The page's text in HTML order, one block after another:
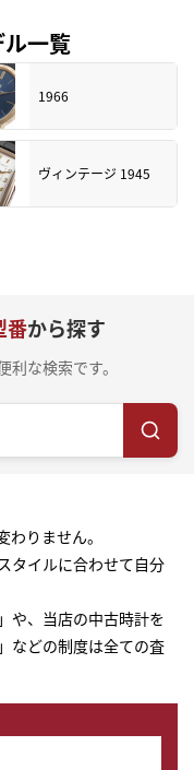
一覧
1966
ヴィンテージ 1945
番から探す
な検索です。
りません。
タイルに合わせて自分
や、当店の中古時計を
などの制度は全ての査